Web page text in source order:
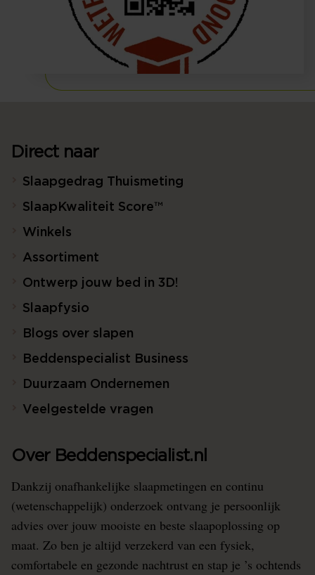
Direct naar
Slaapgedrag Thuismeting
SlaapKwaliteit Score™
Winkels
Assortiment
Ontwerp jouw bed in 3D!
Slaapfysio
Blogs over slapen
Beddenspecialist Business
Duurzaam Ondernemen
Veelgestelde vragen
Over Beddenspecialist.nl
Dankzij onafhankelijke slaapmetingen en continu
(wetenschappelijk) onderzoek ontvang je persoonlijk
advies over jouw mooiste en beste slaapoplossing op
maat. Zo ben je altijd verzekerd van een fysiek,
comfortabele en gezonde nachtrust en stap je ’s ochtends